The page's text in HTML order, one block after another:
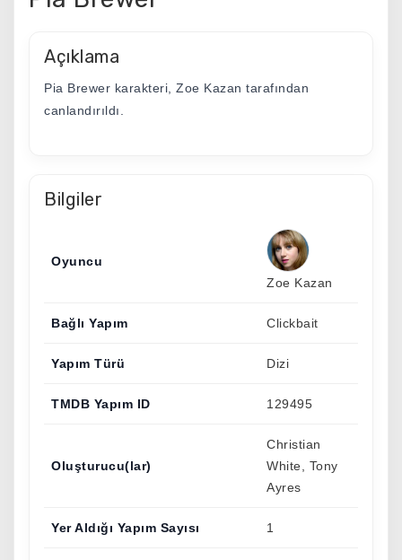
Açıklama
Pia Brewer karakteri, Zoe Kazan tarafından
canlandırıldı.
Bilgiler
Oyuncu
Zoe Kazan
Bağlı Yapım Clickbait
Yapım Türü Dizi
TMDB Yapım ID 129495
Oluşturucu(lar)
Christian
White, Tony
Ayres
Yer Aldığı Yapım Sayısı 1